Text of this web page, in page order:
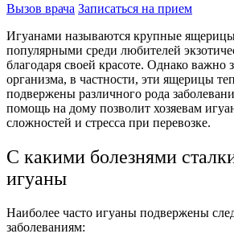
Вызов врача Записаться на прием
Игуанами называются крупные
популярными среди любителей
благодаря своей красоте. Однако важно
организма, в частности, эти ящерицы
подвержены различного рода
помощь на дому позволит хозяевам
сложностей и стресса при перевозке.
С какими болезнями
игуаны
Наиболее часто игуаны подвержены
заболеваниям: